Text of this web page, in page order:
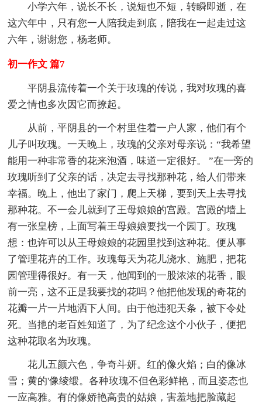
小学六年，说长不长，说短也不短，转瞬即逝，在
这六年中，只有您一人陪我走到底，陪我在一起走过这
六年，谢谢您，杨老师。
初一作文 篇7
平阴县流传着一个关于玫瑰的传说，我对玫瑰的喜
爱之情也多次因它而撩起。
从前，平阴县的一个村里住着一户人家，他们有个
儿子叫玫瑰。一天晚上，玫瑰的父亲对母亲说：“我希望
能用一种非常香的花来泡酒，味道一定很好。 ”在一旁的
玫瑰听到了父亲的话，决定去寻找那种花，给人们带来
幸福。晚上，他出了家门，爬上天梯，要到天上去寻找
那种花。不一会儿就到了王母娘娘的宫殿。宫殿的墙上
有一张皇榜，上面写着王母娘娘要找一个园丁。玫瑰
想：也许可以从王母娘娘的花园里找到这种花。便从事
了管理花卉的工作。玫瑰每天为花儿浇水、施肥，把花
园管理得很好。有一天，他闻到的一股浓浓的花香，眼
前一亮，这不正是我要找的花吗？他把他发现的奇花的
花瓣一片一片地洒下人间。由于他违犯天条，被下令处
死。当扡的老百姓知道了，为了纪念这个小伙子，便把
这种花取名为玫瑰。
花儿五颜六色，争奇斗妍。红的像火焰；白的像冰
雪；黄的'像绫缎。各种玫瑰不但色彩鲜艳，而且姿态也
一应高雅。有的像娇艳高贵的姑娘，害羞地把脸藏起